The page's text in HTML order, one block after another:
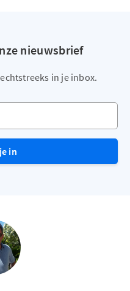
nieuwsbrief
in je inbox.
in